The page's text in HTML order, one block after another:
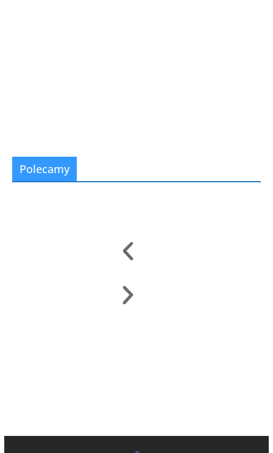
Polecamy